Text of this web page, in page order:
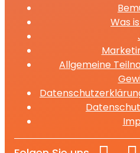
Was
Allgemeine